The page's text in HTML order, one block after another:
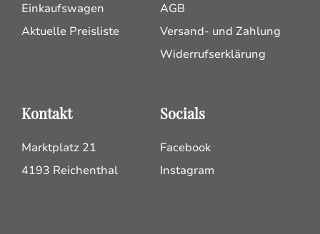
Einkaufswagen
Aktuelle Preisliste
AGB
Versand- und Zahlung
Widerrufserklärung
Kontakt
Marktplatz 21
4193 Reichenthal
Socials
Facebook
Instagram